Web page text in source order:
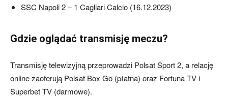
SSC Napoli 2 – 1 Cagliari Calcio (16.12.2023)
Gdzie oglądać transmisję meczu?
Transmisję telewizyjną przeprowadzi Polsat Sport 2, a relację
online zaoferują Polsat Box Go (płatna) oraz Fortuna TV i
Superbet TV (darmowe).